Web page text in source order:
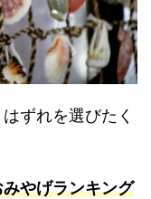
ずれを選びたく
やげランキング